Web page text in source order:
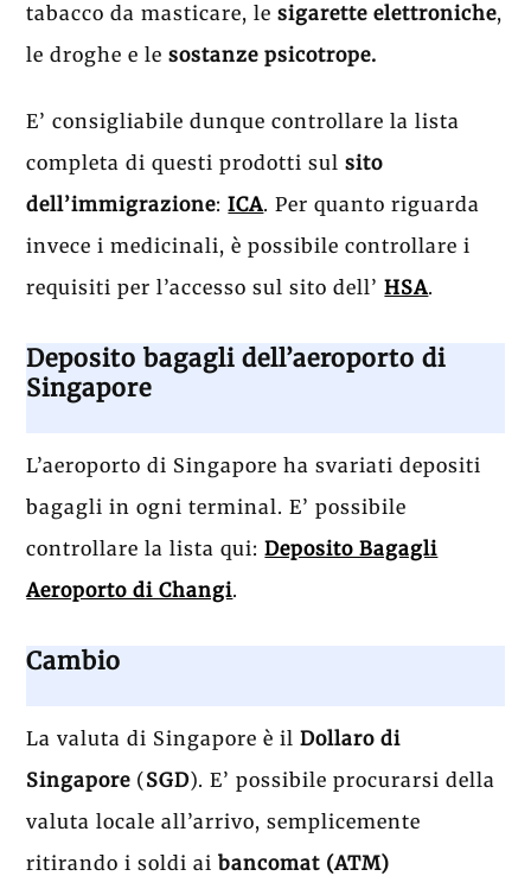
tabacco da masticare, lesigarette elettroniche,
le droghe e lesostanze psicotrope.
E’ consigliabile dunque controllare la lista
completa di questi prodotti sulsito
dell’immigrazione:ICA. Per quanto riguarda
invece i medicinali, è possibile controllare i
requisiti per l’accesso sul sito dell’HSA.
Deposito bagagli dell’aeroporto di
Singapore
L’aeroporto di Singapore ha svariati depositi
bagagli in ogni terminal. E’ possibile
controllare la lista qui:Deposito Bagagli
Aeroporto di Changi.
Cambio
La valuta di Singapore è ilDollaro di
Singapore (SGD). E’ possibile procurarsi della
valuta locale all’arrivo, semplicemente
ritirando i soldi aibancomat (ATM)